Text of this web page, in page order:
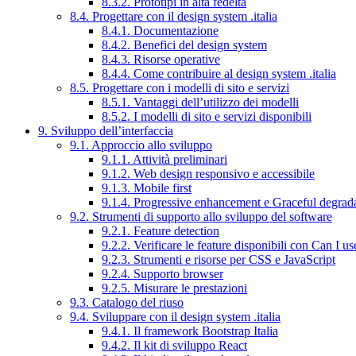
8.4. Progettare con il design system .italia
8.4.1. Documentazione
8.4.2. Benefici del design system
8.4.3. Risorse operative
8.4.4. Come contribuire al design system .italia
8.5. Progettare con i modelli di sito e servizi
8.5.1. Vantaggi dell’utilizzo dei modelli
8.5.2. I modelli di sito e servizi disponibili
9. Sviluppo dell’interfaccia
9.1. Approccio allo sviluppo
9.1.1. Attività preliminari
9.1.2. Web design responsivo e accessibile
9.1.3. Mobile first
9.1.4. Progressive enhancement e Graceful
9.2. Strumenti di supporto allo sviluppo del software
9.2.1. Feature detection
9.2.2. Verificare le feature disponibili con Can I
9.2.3. Strumenti e risorse per CSS e JavaScript
9.2.4. Supporto browser
9.2.5. Misurare le prestazioni
9.3. Catalogo del riuso
9.4. Sviluppare con il design system .italia
9.4.1. Il framework Bootstrap Italia
9.4.2. Il kit di sviluppo React